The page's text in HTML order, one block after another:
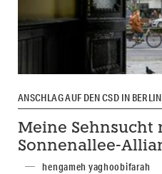
ANSCHLAG AUF DEN CSD IN BERLIN
Meine Sehnsucht
Sonnenallee-
hengameh yaghoobifarah